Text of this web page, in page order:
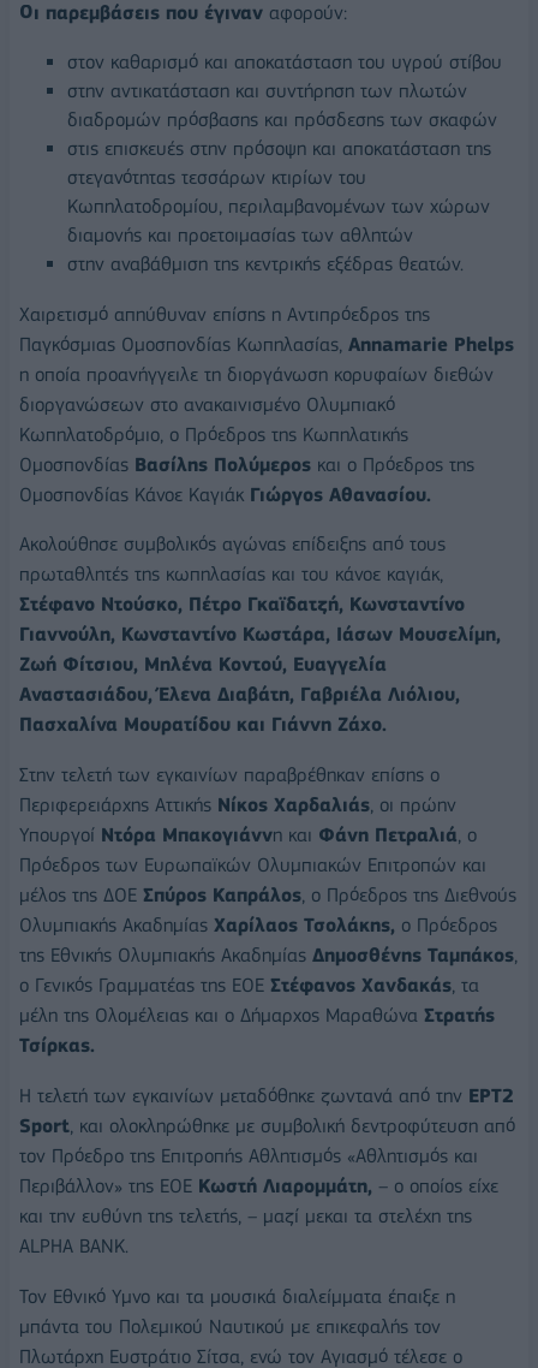
Οι παρεμβάσεις που έγιναν αφορούν:
στον καθαρισμό και αποκατάσταση του υγρού στίβου
στην αντικατάσταση και συντήρηση των πλωτών
διαδρομών πρόσβασης και πρόσδεσης των σκαφών
στις επισκευές στην πρόσοψη και αποκατάσταση της
στεγανότητας τεσσάρων κτιρίων του
Κωπηλατοδρομίου, περιλαμβανομένων των χώρων
διαμονής και προετοιμασίας των αθλητών
στην αναβάθμιση της κεντρικής εξέδρας θεατών.
Χαιρετισμό απηύθυναν επίσης η Αντιπρόεδρος της
Παγκόσμιας Ομοσπονδίας Κωπηλασίας, Annamarie Phelps
η οποία προανήγγειλε τη διοργάνωση κορυφαίων διεθών
διοργανώσεων στο ανακαινισμένο Ολυμπιακό
Κωπηλατοδρόμιο, ο Πρόεδρος της Κωπηλατικής
Ομοσπονδίας Βασίλης Πολύμερος και ο Πρόεδρος της
Ομοσπονδίας Kάνοε Καγιάκ Γιώργος Αθανασίου.
Ακολούθησε συμβολικός αγώνας επίδειξης από τους
πρωταθλητές της κωπηλασίας και του κάνοε καγιάκ,
Στέφανο Ντούσκο, Πέτρο Γκαϊδατζή, Κωνσταντίνο
Γιαννούλη, Κωνσταντίνο Κωστάρα, Ιάσων Μουσελίμη,
Ζωή Φίτσιου, Μηλένα Κοντού, Ευαγγελία
Αναστασιάδου, Έλενα Διαβάτη, Γαβριέλα Λιόλιου,
Πασχαλίνα Μουρατίδου και Γιάννη Ζάχο.
Στην τελετή των εγκαινίων παραβρέθηκαν επίσης ο
Περιφερειάρχης Αττικής Νίκος Χαρδαλιάς, οι πρώην
Υπουργοί Ντόρα Μπακογιάννη και Φάνη Πετραλιά, ο
Πρόεδρος των Ευρωπαϊκών Ολυμπιακών Επιτροπών και
μέλος της ΔΟΕ Σπύρος Καπράλος, ο Πρόεδρος της Διεθνούς
Ολυμπιακής Ακαδημίας Χαρίλαος Τσολάκης, ο Πρόεδρος
της Εθνικής Ολυμπιακής Ακαδημίας Δημοσθένης Ταμπάκος,
ο Γενικός Γραμματέας της ΕΟΕ Στέφανος Χανδακάς, τα
μέλη της Ολομέλειας και ο Δήμαρχος Μαραθώνα Στρατής
Τσίρκας.
Η τελετή των εγκαινίων μεταδόθηκε ζωντανά από την ΕΡΤ2
Sport, και ολοκληρώθηκε με συμβολική δεντροφύτευση από
τον Πρόεδρο της Επιτροπής Αθλητισμός «Αθλητισμός και
Περιβάλλον» της ΕΟΕ Κωστή Λιαρομμάτη, – ο οποίος είχε
και την ευθύνη της τελετής, – μαζί μεκαι τα στελέχη της
ALPHA BANK.
Τον Εθνικό Υμνο και τα μουσικά διαλείμματα έπαιξε η
μπάντα του Πολεμικού Ναυτικού με επικεφαλής τον
Πλωτάρχη Ευστράτιο Σίτσα, ενώ τον Αγιασμό τέλεσε ο